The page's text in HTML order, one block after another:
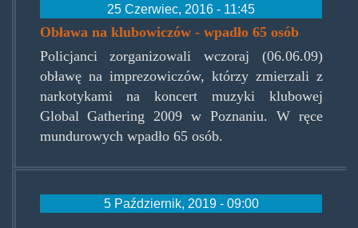
25 Czerwiec, 2016 - 11:45
Obława na klubowiczów - wpadło 65 osób
Policjanci zorganizowali wczoraj (06.06.09)
obławę na imprezowiczów, którzy zmierzali z
narkotykami na koncert muzyki klubowej
Global Gathering 2009 w Poznaniu. W ręce
mundurowych wpadło 65 osób.
5 Październik, 2019 - 09:00